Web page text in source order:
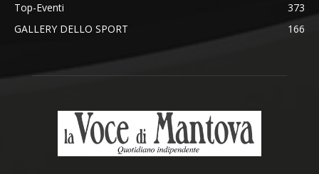
Top-Eventi
373
GALLERY DELLO SPORT
166